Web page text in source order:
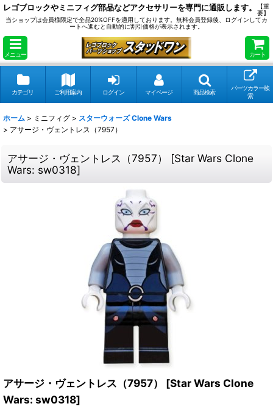
レゴブロックやミニフィグ部品などアクセサリーを専門に通販します。
【重
要】
当ショップは会員様限定で全品20%OFFを適用しております。無料会員登録後、ログインしてカ
ートへ進むと自動的に割引価格が表示されます。
メニュー カート
カテゴリ ご利用案内 ログイン マイページ 商品検索
パーツカラー検
索
ホーム > ミニフィグ > スターウォーズ Clone Wars
> アサージ・ヴェントレス（7957）
アサージ・ヴェントレス（7957） [Star Wars Clone
Wars: sw0318]
アサージ・ヴェントレス（7957） [Star Wars Clone
Wars: sw0318]